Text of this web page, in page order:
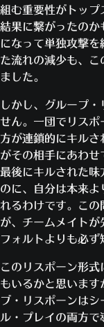
組む重要性がトップ
結果に繋がったのか
になって単独攻撃
た流れの減少も、
ました。
しかし、グループ
せん。一団でリスポ
方が連鎖的にキルさ
がその相手にあわせ
最後にキルされた味
のに、自分は本来よ
れるわけです。こ
が、チームメイト
フォルトよりも必
このリスポーン形
もいるかと思いま
ブ・リスポーンは
ル・プレイの両方で